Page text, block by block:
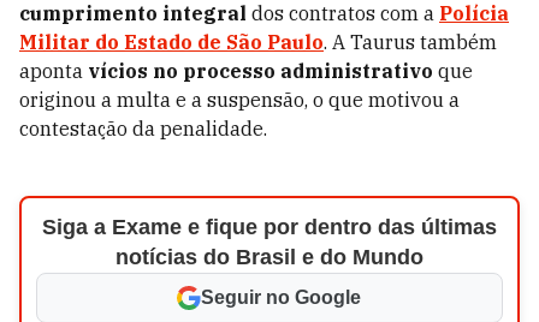
cumprimento integral dos contratos com a Polícia
Militar do Estado de São Paulo. A Taurus também
aponta vícios no processo administrativo que
originou a multa e a suspensão, o que motivou a
contestação da penalidade.
Siga a Exame e fique por dentro das últimas
notícias do Brasil e do Mundo
Seguir no Google